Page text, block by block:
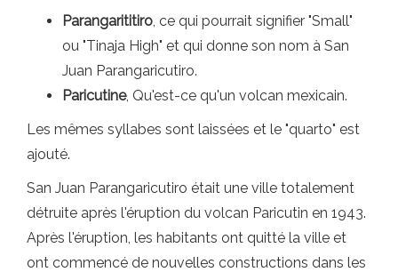
Parangarititiro , ce qui pourrait signifier "Small"
ou "Tinaja High" et qui donne son nom à San
Juan Parangaricutiro.
Paricutine, Qu'est-ce qu'un volcan mexicain.
Les mêmes syllabes sont laissées et le "quarto" est
ajouté.
San Juan Parangaricutiro était une ville totalement
détruite après l'éruption du volcan Paricutin en 1943.
Après l'éruption, les habitants ont quitté la ville et
ont commencé de nouvelles constructions dans les